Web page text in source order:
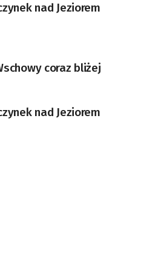
nad Jeziorem
coraz bliżej
nad Jeziorem